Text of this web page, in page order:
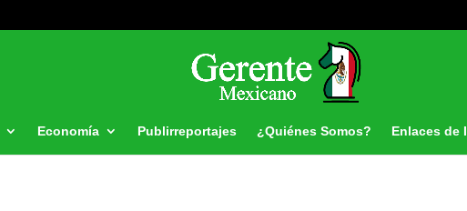
Economía Publirreportajes ¿Quiénes Somos? Enlaces de